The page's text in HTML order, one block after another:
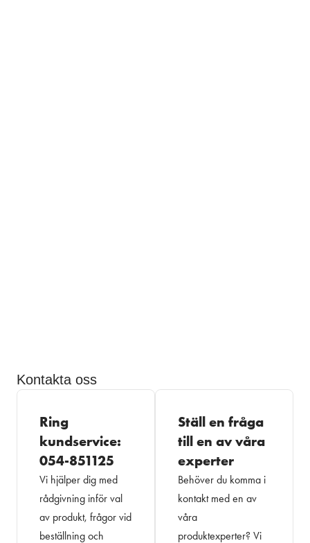
Kontakta oss
Ring
kundservice:
054-851125
Vi hjälper dig med
rådgivning inför val
av produkt, frågor vid
beställning och
Ställ en fråga
till en av våra
experter
Behöver du komma i
kontakt med en av
våra
produktexperter? Vi